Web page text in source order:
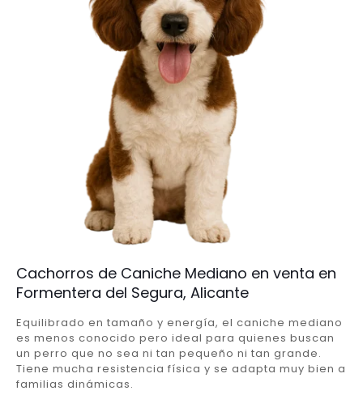
Cachorros de Caniche Mediano en venta en
Formentera del Segura, Alicante
Equilibrado en tamaño y energía, el caniche mediano
es menos conocido pero ideal para quienes buscan
un perro que no sea ni tan pequeño ni tan grande.
Tiene mucha resistencia física y se adapta muy bien a
familias dinámicas.